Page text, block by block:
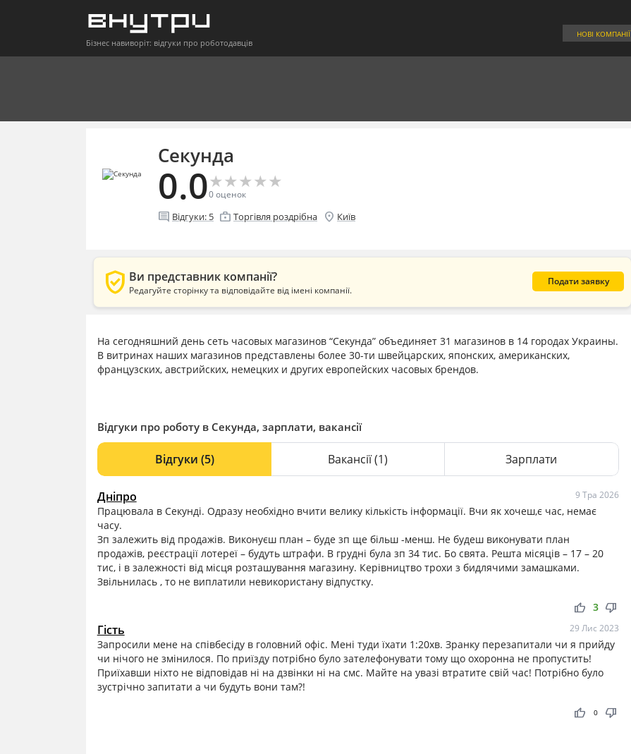
Бізнес навиворіт: відгуки про роботодавців
НОВІ КОМПАНІЇ
Секунда
0.0★
★★
★★
★★
★★
★
0оценок
comment Відгуки: 5 enterprise Торгівля роздрібна location_on Київ
verified_user Ви представник компанії?
Редагуйте сторінку та відповідайте від імені компанії.
Подати заявку
На сегодняшний день сеть часовых магазинов “Секунда” объединяет 31 магазинов в 14 городах Украины.
В витринах наших магазинов представлены более 30-ти швейцарских, японских, американских,
французских, австрийских, немецких и других европейских часовых брендов.
Відгуки про роботу в Секунда, зарплати, вакансії
Відгуки (5) Вакансії(1) Зарплати
Дніпро 9 Тра 2026
Працювала в Секунді. Одразу необхідно вчити велику кількість інформації. Вчи як хочеш,є час, немає
часу.
Зп залежить від продажів. Виконуєш план – буде зп ще більш -менш. Не будеш виконувати план
продажів, реєстрації лотереї – будуть штрафи. В грудні була зп 34 тис. Бо свята. Решта місяців – 17 – 20
тис, і в залежності від місця розташування магазину. Керівництво трохи з бидлячими замашками.
Звільнилась , то не виплатили невикористану відпустку.
thumb_up thumb_down
3
Гість 29 Лис 2023
Запросили мене на співбесіду в головний офіс. Мені туди їхати 1:20хв. Зранку перезапитали чи я прийду
чи нічого не змінилося. По приїзду потрібно було зателефонувати тому що охоронна не пропустить!
Приїхавши ніхто не відповідав ні на дзвінки ні на смс. Майте на увазі втратите свій час! Потрібно було
зустрічно запитати а чи будуть вони там?!
thumb_up thumb_down
0